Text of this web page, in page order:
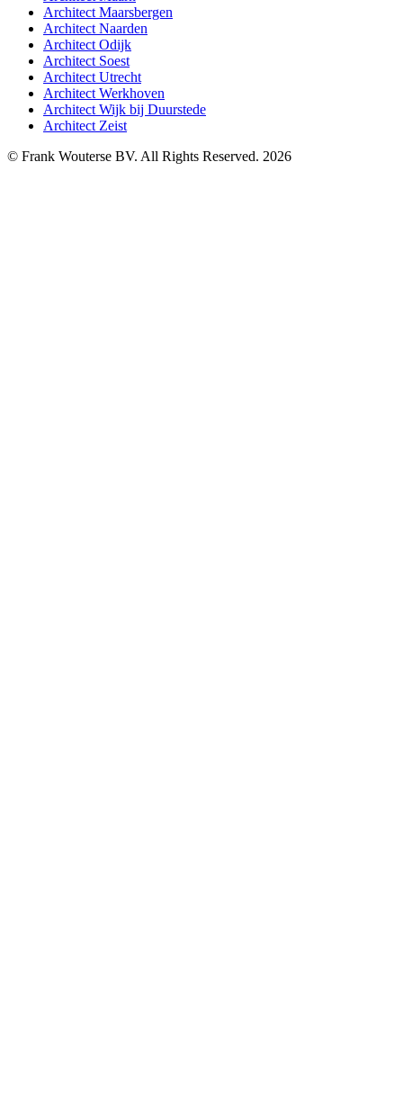
Architect Maarsbergen
Architect Naarden
Architect Odijk
Architect Soest
Architect Utrecht
Architect Werkhoven
Architect Wijk bij Duurstede
Architect Zeist
© Frank Wouterse BV. All Rights Reserved. 2026